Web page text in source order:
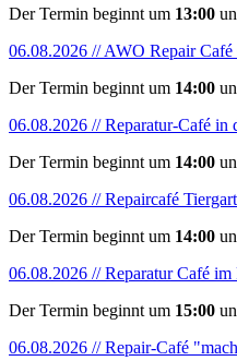
Der Termin beginnt um 13:00
06.08.2026 // AWO Repair
Der Termin beginnt um 14:00
06.08.2026 // Reparatur-Café in
Der Termin beginnt um 14:00
06.08.2026 // Repaircafé
Der Termin beginnt um 14:00
06.08.2026 // Reparatur Café
Der Termin beginnt um 15:00
06.08.2026 // Repair-Café